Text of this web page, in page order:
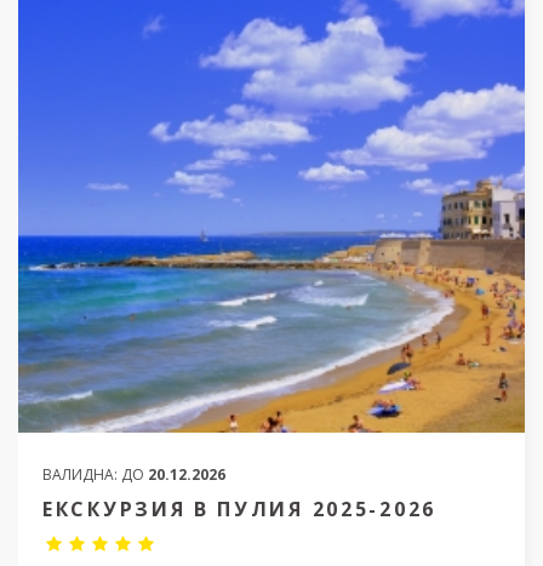
ВАЛИДНА: ДО 20.12.2026
ЕКСКУРЗИЯ В ПУЛИЯ 2025-2026